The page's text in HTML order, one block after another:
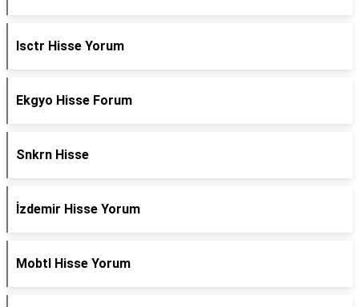
Isctr Hisse Yorum
Ekgyo Hisse Forum
Snkrn Hisse
İzdemir Hisse Yorum
Mobtl Hisse Yorum